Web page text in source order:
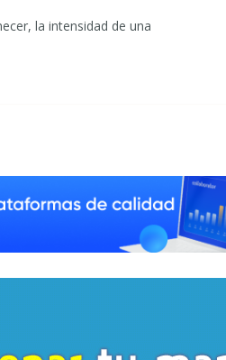
la intensidad de una